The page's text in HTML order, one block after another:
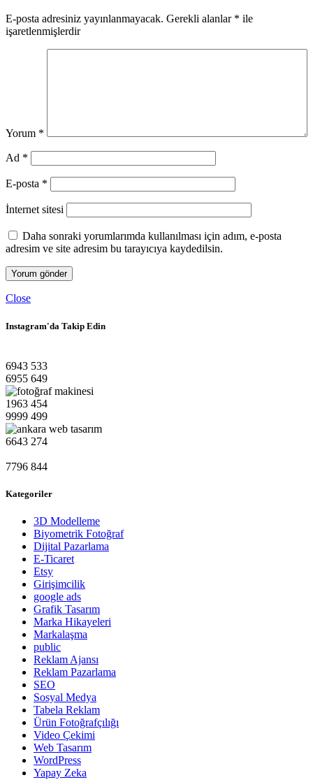
E-posta adresiniz yayınlanmayacak. Gerekli alanlar * ile
işaretlenmişlerdir
Yorum *
Ad *
E-posta *
İnternet sitesi
Daha sonraki yorumlarımda kullanılması için adım, e-posta
adresim ve site adresim bu tarayıcıya kaydedilsin.
Close
Instagram'da Takip Edin
6943 533
6955 649
1963 454
9999 499
6643 274
7796 844
Kategoriler
3D Modelleme
Biyometrik Fotoğraf
Dijital Pazarlama
E-Ticaret
Etsy
Girişimcilik
google ads
Grafik Tasarım
Marka Hikayeleri
Markalaşma
public
Reklam Ajansı
Reklam Pazarlama
SEO
Sosyal Medya
Tabela Reklam
Ürün Fotoğrafçılığı
Video Çekimi
Web Tasarım
WordPress
Yapay Zeka